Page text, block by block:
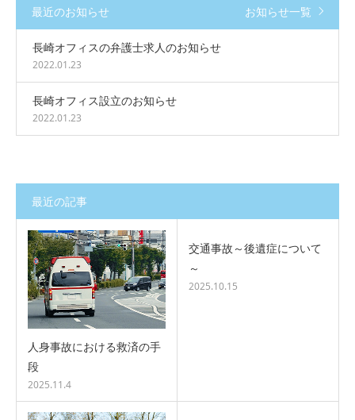
最近のお知らせ お知らせ一覧
長崎オフィスの弁護士求人のお知らせ
2022.01.23
長崎オフィス設立のお知らせ
2022.01.23
最近の記事
人身事故における救済の手
段
2025.11.4
交通事故～後遺症について
～
2025.10.15